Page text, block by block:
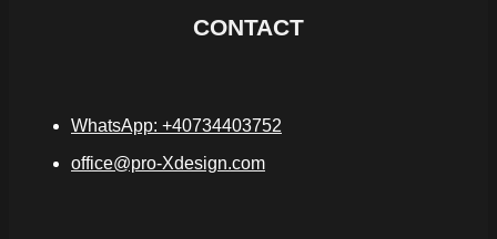
CONTACT
WhatsApp: +40734403752
office@pro-Xdesign.com